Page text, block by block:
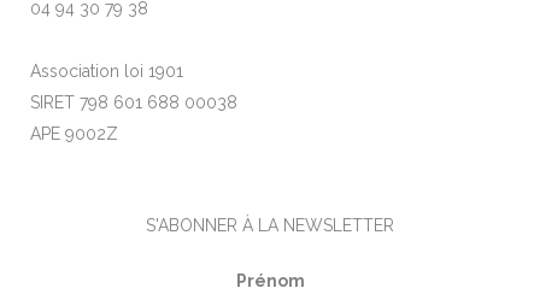
04 94 30 79 38
Association loi 1901
SIRET 798 601 688 00038
APE 9002Z
S'ABONNER À LA NEWSLETTER
Prénom